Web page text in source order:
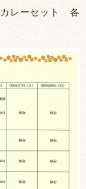
レーセット 各